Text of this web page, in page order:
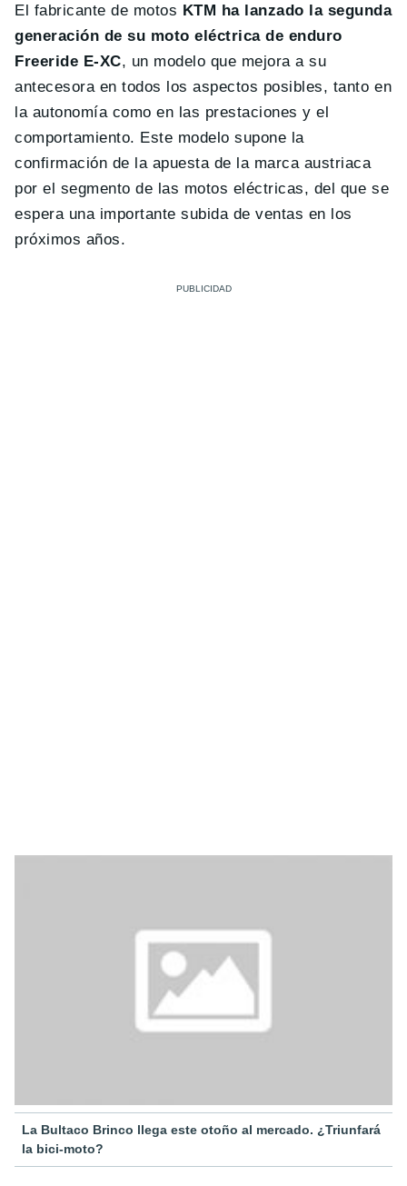
El fabricante de motos KTM ha lanzado la segunda
generación de su moto eléctrica de enduro
Freeride E-XC, un modelo que mejora a su
antecesora en todos los aspectos posibles, tanto en
la autonomía como en las prestaciones y el
comportamiento. Este modelo supone la
confirmación de la apuesta de la marca austriaca
por el segmento de las motos eléctricas, del que se
espera una importante subida de ventas en los
próximos años.
La Bultaco Brinco llega este otoño al mercado. ¿Triunfará
la bici-moto?